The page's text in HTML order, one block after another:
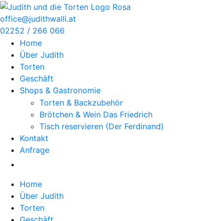
Zum
Inhalt
springen
office@judithwalli.at
02252 / 266 066
Home
Über Judith
Torten
Geschäft
Shops & Gastronomie
Torten & Backzubehör
Brötchen & Wein Das Friedrich
Tisch reservieren (Der Ferdinand)
Kontakt
Anfrage
Home
Über Judith
Torten